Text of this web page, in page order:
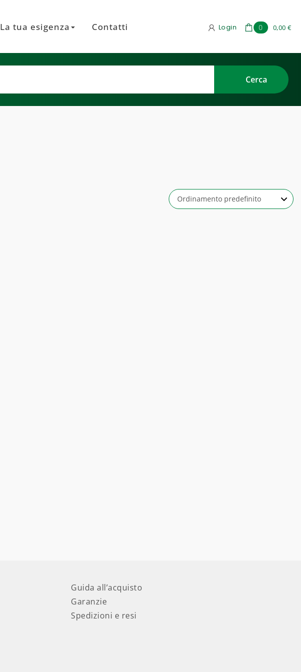
La tua esigenza Contatti Login 0 0,00 €
Guida all’acquisto
Garanzie
Spedizioni e resi